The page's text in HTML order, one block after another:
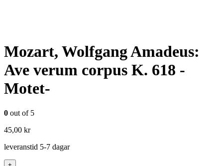
Mozart, Wolfgang Amadeus:
Ave verum corpus K. 618 -
Motet-
0 out of 5
45,00 kr
leveranstid 5-7 dagar